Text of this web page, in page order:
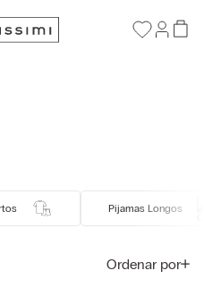
Pijamas Longos
Ordenar por